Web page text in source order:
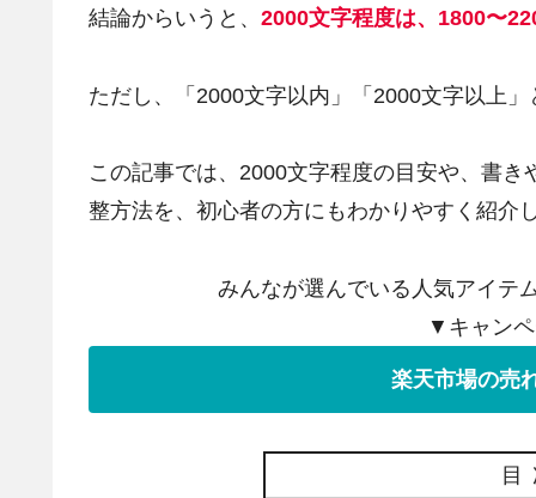
結論からいうと、 2000文字程度は、1800〜
ただし、「2000文字以内」「2000文字以上
この記事では、2000文字程度の目安や、書
整方法を、初心者の方にもわかりやすく紹介し
みんなが選んでいる人気アイテ
▼キャンペ
楽天市場の売
目